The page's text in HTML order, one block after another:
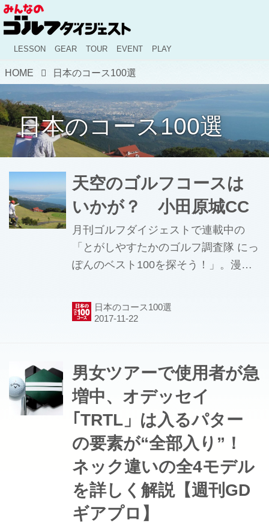
LESSON GEAR TOUR EVENT PLAY
HOME 日本のコース100選
日本のコース100選
天空のゴルフコースは
いかが？ 小田原城CC
月刊ゴルフダイジェストで連載中の
「とがしやすたかのゴルフ調査隊 にっ
ぽんのベスト100を探そう！」。漫画
と月刊ゴルフダイジェスト編集部員
が、日本の約2000のゴルフコースの中
は、クラブハウスから望む絶景が評判
の小田原城CCをご紹介。
日本のコース100選
男女ツアーで使用者が急
増中、オデッセイ
｢TRTL」は入るパター
の要素が“全部入り”！
ネック違いの全4モデル
を詳しく解説【週刊GD
ギアプロ】